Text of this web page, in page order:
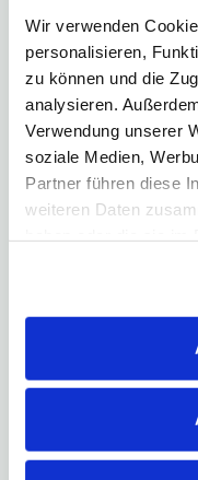
Wir verwenden
personalisieren,
zu können und die
analysieren.
Verwendung unserer
soziale Medien,
Partner führen diese
weiteren Daten
Was ist die
Die Depotbank ist
Anleger Wertpapier-
Was ist Festgeld?
Festgeld ist für
fest angelegtes Geld
Das Wort Zyklus
Begriffe für „Kreis“…